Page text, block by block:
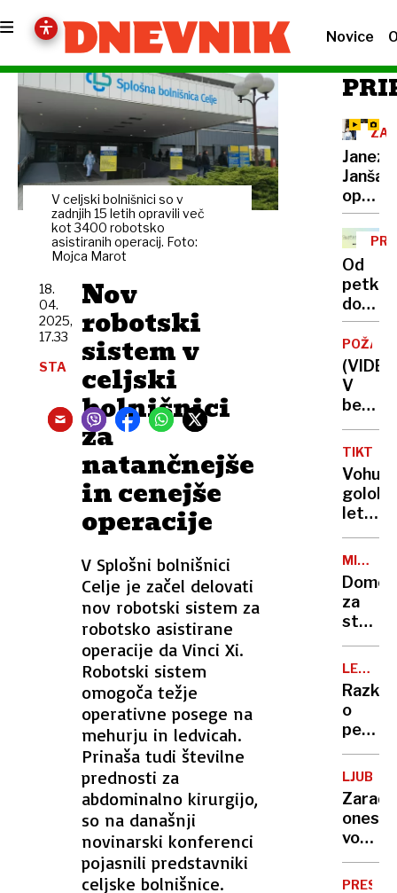
Novice
V celjski bolnišnici so v
zadnjih 15 letih opravili več
kot 3400 robotsko
asistiranih operacij. Foto:
Mojca Marot
Nov
robotski
sistem v
celjski
bolnišnici
za
natančnejše
in cenejše
operacije
V Splošni bolnišnici
Celje je začel delovati
nov robotski sistem za
robotsko asistirane
operacije da Vinci Xi.
Robotski sistem
omogoča težje
operativne posege na
mehurju in ledvicah.
Prinaša tudi številne
prednosti za
abdominalno kirurgijo,
so na današnji
novinarski konferenci
pojasnili predstavniki
celjske bolnišnice.
18.
04.
2025,
17.33
STA
Janez
Janša
Od
petka
do
petka:
S
pestjo
nad
jajc
in
padec
z
neba
POŽAR
V
šoli
požar,
učence
TIKTOK
golobi,
leteči
in
gnitje
–
trend,
ki je
svet
za
so
le 10
postelj
LEGIJA
OTROK
o
Elona
Muska
Zaradi
vode
v